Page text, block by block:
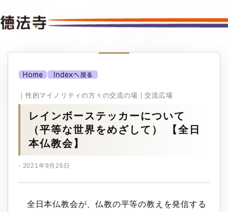
｜性的マイノリティの方々の交流の場｜交流広場
レインボーステッカーについて
（平等な世界をめざして） 【全日
本仏教会】
- 2021年9月26日
全日本仏教会が、仏教の平等の教えを発信する